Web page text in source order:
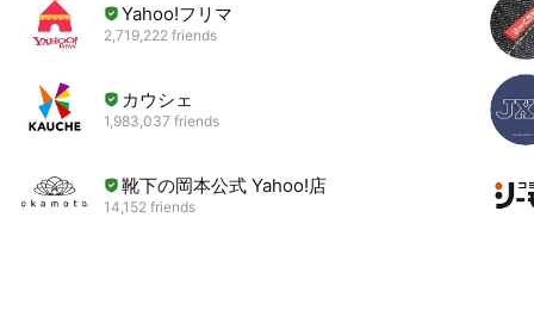
Yahoo!フリマ
2,719,222 friends
カウシェ
1,983,037 friends
靴下の岡本公式 Yahoo!店
14,152 friends